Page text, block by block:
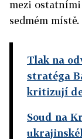
mezi ostatními
sedmém místě.
Tlak na
stratéga
kritizují
Soud na